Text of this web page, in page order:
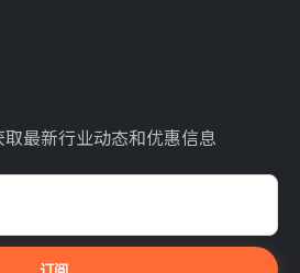
最新行业动态和优惠信息